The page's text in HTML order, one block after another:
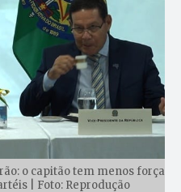
o capitão tem menos força
| Foto: Reprodução